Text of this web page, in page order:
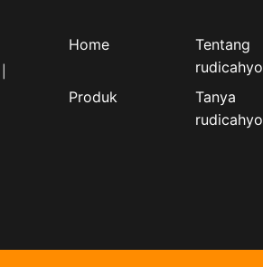
Home
Tentang
rudicahyo
Produk
Tanya
rudicahyo